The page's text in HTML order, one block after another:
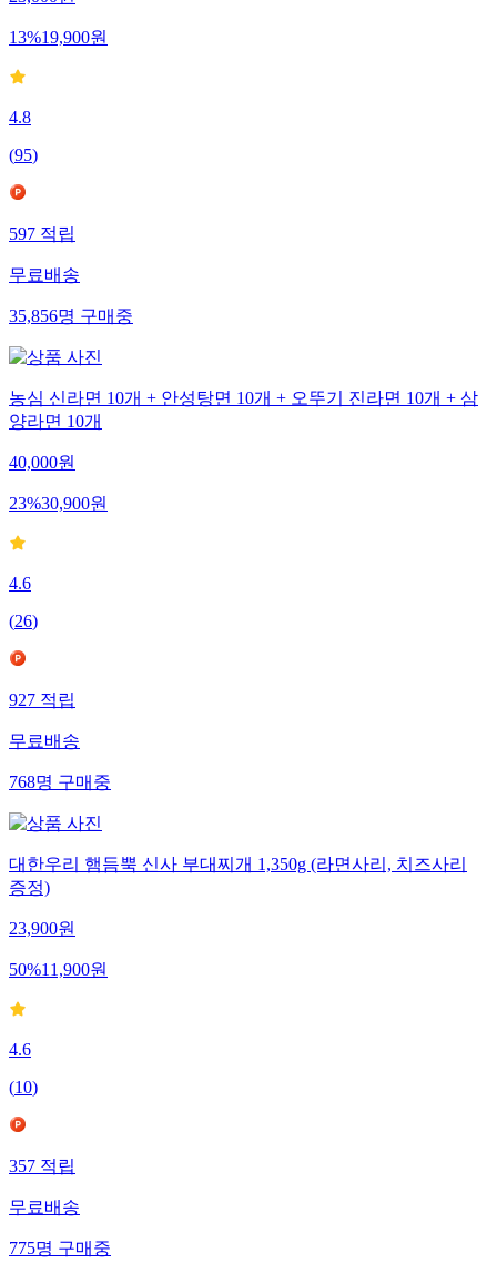
13%19,900원
4.8
(95)
597적립
무료배송
35,856명구매중
농심 신라면 10개 + 안성탕면 10개 + 오뚜기 진라면 10개 + 삼
양라면 10개
40,000원
23%30,900원
4.6
(26)
927적립
무료배송
768명구매중
대한우리 햄듬뿍 신사 부대찌개 1,350g (라면사리, 치즈사리
증정)
23,900원
50%11,900원
4.6
(10)
357적립
무료배송
775명구매중